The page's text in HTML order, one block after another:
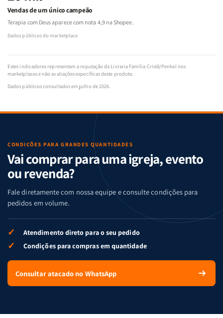
Vendas de um único campeão
Terapia com Deus aparece com nota 4,9 na Shopee.
Dados públicos do marketplace
Estes indicadores representam a reputação da Livraria Família Cristã/Penkal nos
marketplaces e não avaliações específicas deste produto.
Dados públicos consultados em julho de 2026.
CONDIÇÕES PARA GRANDES QUANTIDADES
Vai comprar para uma igreja, evento
ou revenda?
Fale diretamente com nossa equipe e consulte condições para
pedidos em volume.
✓ Atendimento direto para o seu pedido
✓ Condições para compras em quantidade
Consultar atacado no WhatsApp